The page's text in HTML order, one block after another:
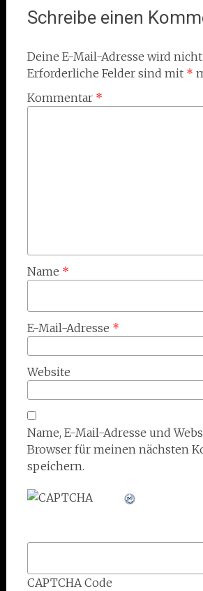
Schreibe einen
Deine E-Mail-Adresse wird
Erforderliche Felder sind mit *
Kommentar *
Name *
E-Mail-Adresse *
Website
Name, E-Mail-Adresse und
Browser für meinen nächsten
speichern.
CAPTCHA Code